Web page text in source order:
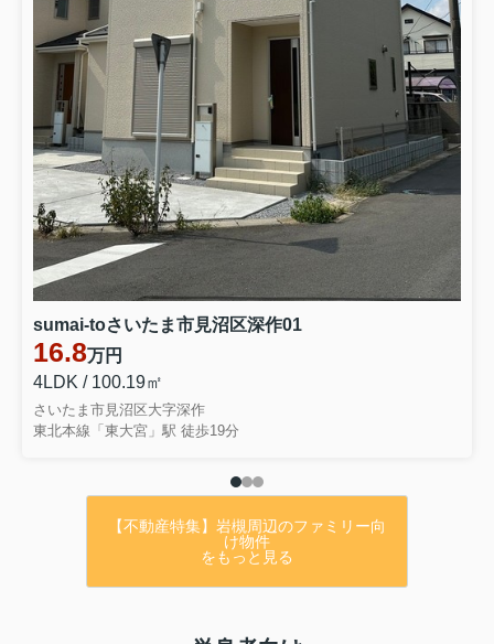
夏季休業のご案内
平素より格別のご愛顧を賜り、誠にありが
とうございます。
誠に勝手ながら、下記の期間を夏季休業と
させていただきます。
休業期間：8月11日
（火）～8月16日（日）
営業再開日：8月17日（月）9時より通常営
業致します。
17日以降に順次対応いたします。
ご不便をおかけ致しますが、何卒ご理解の
ほどお願い申し上げます。
sumai-toさいたま市見沼区深作01
16.8万円
4LDK / 100.19㎡
さいたま市見沼区大字深作
東北本線「東大宮」駅 徒歩19分
【不動産特集】岩槻周辺のファミリー向
け物件
をもっと見る